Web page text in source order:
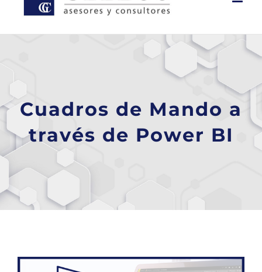
Cuadros de Mando a
través de Power BI